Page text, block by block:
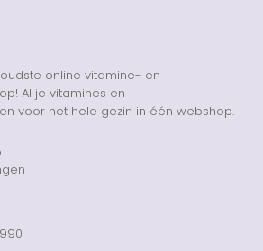
online vitamine- en
Al je vitamines en
voor het hele gezin in één webshop.